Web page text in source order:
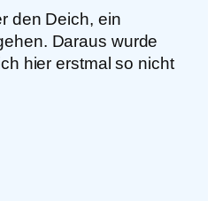
den Deich, ein
Daraus wurde
hier erstmal so nicht